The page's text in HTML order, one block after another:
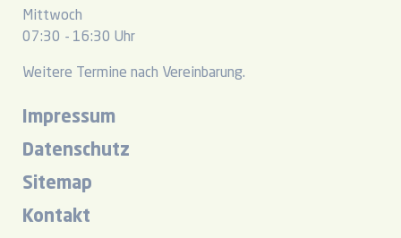
Mittwoch
07:30 - 16:30 Uhr
Weitere Termine nach Vereinbarung.
Impressum
Datenschutz
Sitemap
Kontakt